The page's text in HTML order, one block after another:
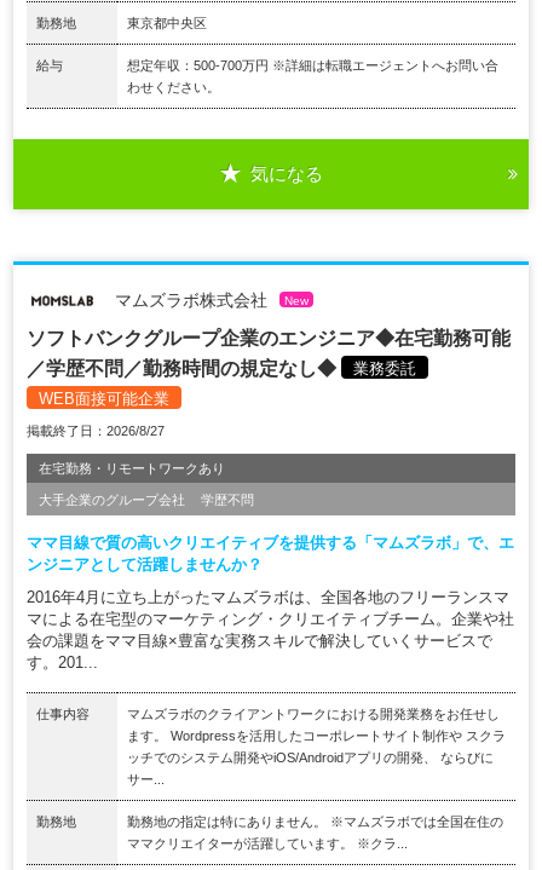
勤務地 東京都中央区
給与
想定年収：500-700万円 ※詳細は転職エージェントへお問い合
わせください。
気になる
マムズラボ株式会社 New
ソフトバンクグループ企業のエンジニア◆在宅勤務可能
／学歴不問／勤務時間の規定なし◆
業務委託
WEB面接可能企業
掲載終了日：2026/8/27
在宅勤務・リモートワークあり
大手企業のグループ会社 学歴不問
ママ目線で質の高いクリエイティブを提供する「マムズラボ」で、エ
ンジニアとして活躍しませんか？
2016年4月に立ち上がったマムズラボは、全国各地のフリーランスマ
マによる在宅型のマーケティング・クリエイティブチーム。企業や社
会の課題をママ目線×豊富な実務スキルで解決していくサービスで
す。201...
仕事内容
マムズラボのクライアントワークにおける開発業務をお任せし
ます。 Wordpressを活用したコーポレートサイト制作や スクラ
ッチでのシステム開発やiOS/Androidアプリの開発、 ならびに
サー...
勤務地
勤務地の指定は特にありません。 ※マムズラボでは全国在住の
ママクリエイターが活躍しています。 ※クラ...